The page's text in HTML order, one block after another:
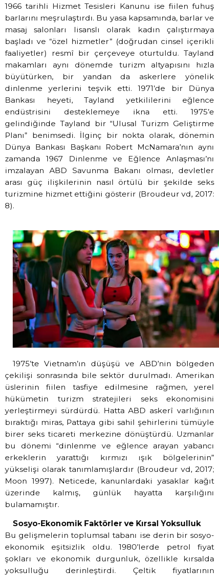
1966 tarihli Hizmet Tesisleri Kanunu ise fiilen fuhuş
barlarını meşrulaştırdı. Bu yasa kapsamında, barlar ve
masaj salonları lisanslı olarak kadın çalıştırmaya
başladı ve “özel hizmetler” (doğrudan cinsel içerikli
faaliyetler) resmî bir çerçeveye oturtuldu. Tayland
makamları aynı dönemde turizm altyapısını hızla
büyütürken, bir yandan da askerlere yönelik
dinlenme yerlerini teşvik etti. 1971’de bir Dünya
Bankası heyeti, Tayland yetkililerini eğlence
endüstrisini desteklemeye ikna etti. 1975’e
gelindiğinde Tayland bir “Ulusal Turizm Geliştirme
Planı” benimsedi. İlginç bir nokta olarak, dönemin
Dünya Bankası Başkanı Robert McNamara’nın aynı
zamanda 1967 Dinlenme ve Eğlence Anlaşması’nı
imzalayan ABD Savunma Bakanı olması, devletler
arası güç ilişkilerinin nasıl örtülü bir şekilde seks
turizmine hizmet ettiğini gösterir (Broudeur vd, 2017:
8).
1975’te Vietnam’ın düşüşü ve ABD’nin bölgeden
çekilişi sonrasında bile sektör durulmadı. Amerikan
üslerinin fiilen tasfiye edilmesine rağmen, yerel
hükümetin turizm stratejileri seks ekonomisini
yerleştirmeyi sürdürdü. Hatta ABD askerî varlığının
bıraktığı miras, Pattaya gibi sahil şehirlerini tümüyle
birer seks ticareti merkezine dönüştürdü. Uzmanlar
bu dönemi “dinlenme ve eğlence arayan yabancı
erkeklerin yarattığı kırmızı ışık bölgelerinin”
yükselişi olarak tanımlamışlardır (Broudeur vd, 2017;
Moon 1997). Neticede, kanunlardaki yasaklar kağıt
üzerinde kalmış, günlük hayatta karşılığını
bulamamıştır.
Sosyo-Ekonomik Faktörler ve Kırsal Yoksulluk
Bu gelişmelerin toplumsal tabanı ise derin bir sosyo-
ekonomik eşitsizlik oldu. 1980’lerde petrol fiyat
şokları ve ekonomik durgunluk, özellikle kırsalda
yoksulluğu derinleştirdi. Çeltik fiyatlarının